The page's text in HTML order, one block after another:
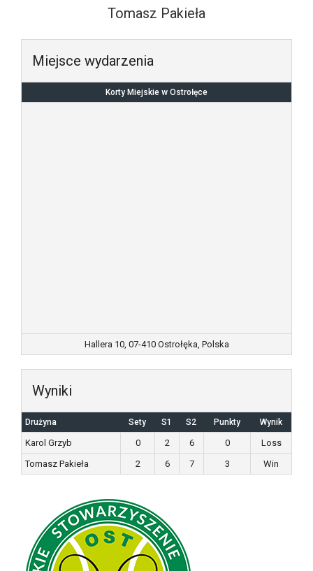
Tomasz Pakieła
Miejsce wydarzenia
Korty Miejskie w Ostrołęce
Hallera 10, 07-410 Ostrołęka, Polska
Wyniki
Drużyna Sety S1 S2 Punkty Wynik
Karol Grzyb 0 2 6 0
Loss
Tomasz Pakieła
2 6 7 3 Win